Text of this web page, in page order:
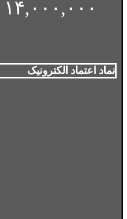
۱۴,۰۰۰,۰۰۰
نماد اعتماد الکترونیک